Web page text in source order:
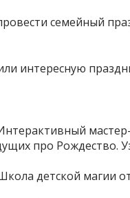
семейный
интересную
про Рождество.
детской магии